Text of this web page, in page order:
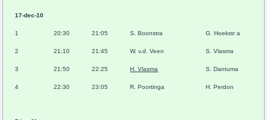
17-dec-10
1 20:30 21:05 S. Boonstra G. Hoekstr a
2 21:10 21:45 W. v.d. Veen S. Vlasma
3 21:50 22:25 H. Vlasma S. Dantuma
4 22:30 23:05 R. Poortinga H. Perdon